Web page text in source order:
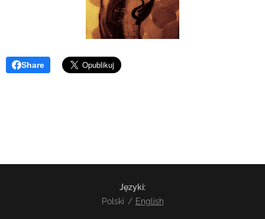
Share
Języki
Polski
English